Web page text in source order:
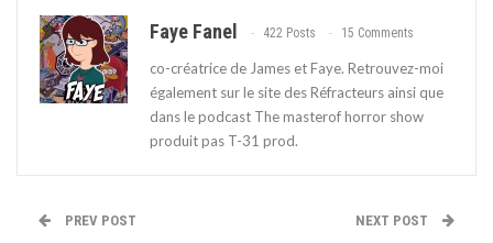
Faye Fanel 422 Posts 15 Comments
co-créatrice de James et Faye. Retrouvez-moi
également sur le site des Réfracteurs ainsi que
dans le podcast The masterof horror show
produit pas T-31 prod.
PREV POST NEXT POST